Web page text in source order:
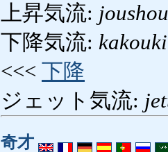
上昇気流:
下降気流:
<<< 下降
ジェット気流:
奇才